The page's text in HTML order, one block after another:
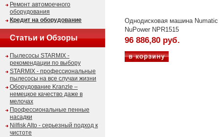
Ремонт автомоечного
оборудования
Кредит на оборудование
Статьи и Обзоры
Пылесосы STARMIX -
рекомендации по выбору
STARMIX - профессиональные
пылесосы на все случаи жизни
Оборудование Kranzle –
немецкое качество даже в
мелочах
Профессиональные пенные
насадки
Nilfisk Alto - серьезный подход к
чистоте
Однодисковая машина Numatic
NuPower NPR1515
96 886,80 руб.